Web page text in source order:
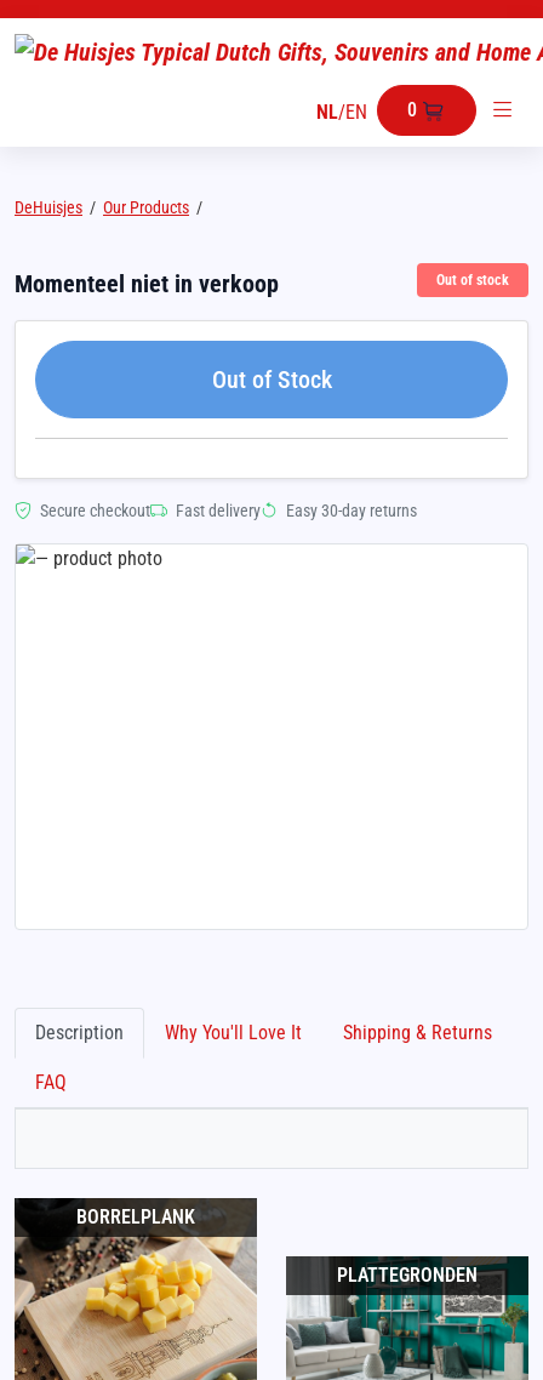
NL/EN 0
DeHuisjes / Our Products /
Momenteel niet in verkoop Out of stock
Out of Stock
Secure checkout Fast delivery Easy 30-day returns
Description Why You'll Love It Shipping & Returns
FAQ
BORRELPLANK
PLATTEGRONDEN